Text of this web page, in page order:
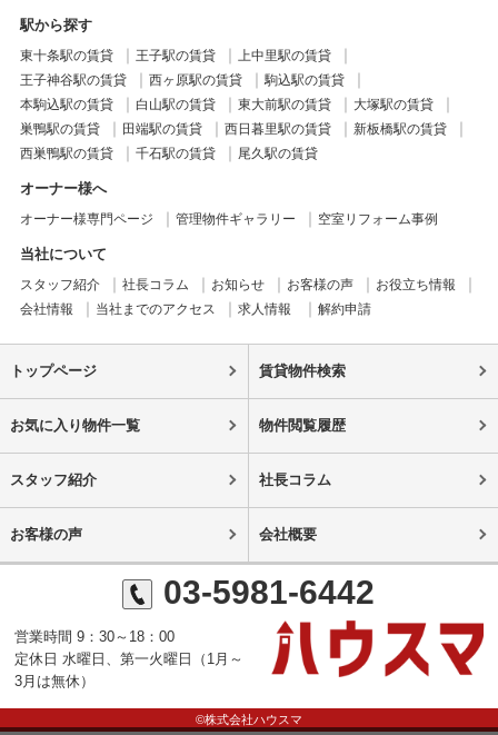
駅から探す
東十条駅の賃貸 王子駅の賃貸
上中里駅の賃貸
王子神谷駅の賃貸
西ヶ原駅の賃貸
駒込駅の賃貸
本駒込駅の賃貸
白山駅の賃貸 東大前駅の賃貸
大塚駅の賃貸
巣鴨駅の賃貸
田端駅の賃貸 西日暮里駅の賃貸
新板橋駅の賃貸
西巣鴨駅の賃貸
千石駅の賃貸 尾久駅の賃貸
オーナー様へ
オーナー様専門ページ 管理物件ギャラリー 空室リフォーム事例
当社について
スタッフ紹介 社長コラム お知らせ お客様の声
お役立ち情報
会社情報
当社までのアクセス 求人情報 解約申請
トップページ 賃貸物件検索
お気に入り物件一覧 物件閲覧履歴
スタッフ紹介 社長コラム
お客様の声 会社概要
03-5981-6442
営業時間 9：30～18：00
定休日 水曜日、第一火曜日（1月～
3月は無休）
©株式会社ハウスマ